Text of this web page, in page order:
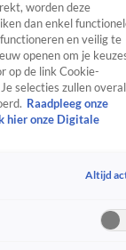
CrimeVideo's
worden deze
dan enkel
en veilig te
openen om je
op de link Cookie-
selecties zullen overal
Raadpleeg onze
hier onze Digitale
Altijd